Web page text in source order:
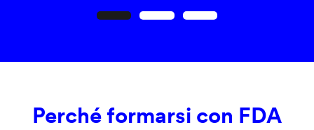
Perché formarsi con FDA